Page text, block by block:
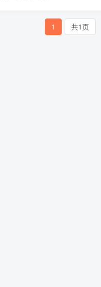
1 共1页